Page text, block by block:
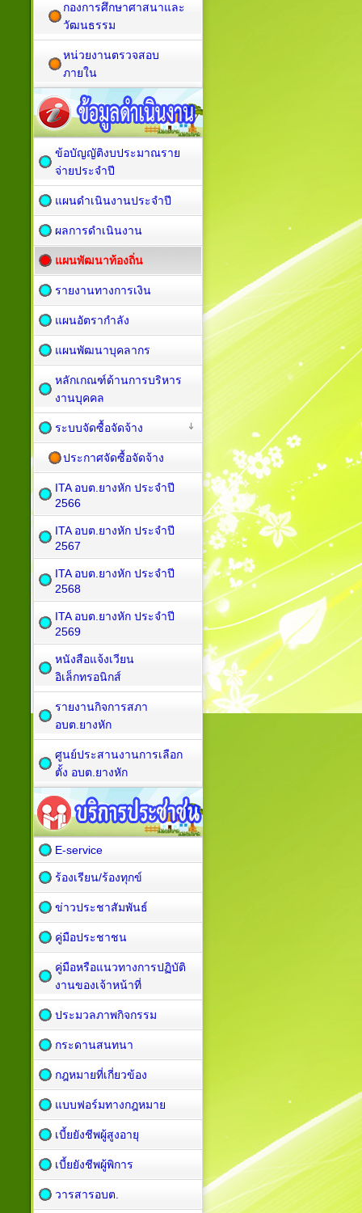
กองการศึกษาศาสนาและ
วัฒนธรรม
หน่วยงานตรวจสอบ
ภายใน
ข้อบัญญัติงบประมาณราย
จ่ายประจำปี
แผนดำเนินงานประจำปี
ผลการดำเนินงาน
แผนพัฒนาท้องถิ่น
รายงานทางการเงิน
แผนอัตรากำลัง
แผนพัฒนาบุคลากร
หลักเกณฑ์ด้านการบริหาร
งานบุคคล
ระบบจัดซื้อจัดจ้าง
ประกาศจัดซื้อจัดจ้าง
ITA อบต.ยางหัก ประจำปี
2566
ITA อบต.ยางหัก ประจำปี
2567
ITA อบต.ยางหัก ประจำปี
2568
ITA อบต.ยางหัก ประจำปี
2569
หนังสือแจ้งเวียน
อิเล็กทรอนิกส์
รายงานกิจการสภา
อบต.ยางหัก
ศูนย์ประสานงานการเลือก
ตั้ง อบต.ยางหัก
E-service
ร้องเรียน/ร้องทุกข์
ข่าวประชาสัมพันธ์
คู่มือประชาชน
คู่มือหรือแนวทางการปฏิบัติ
งานของเจ้าหน้าที่
ประมวลภาพกิจกรรม
กระดานสนทนา
กฎหมายที่เกี่ยวข้อง
แบบฟอร์มทางกฎหมาย
เบี้ยยังชีพผู้สูงอายุ
เบี้ยยังชีพผู้พิการ
วารสารอบต.